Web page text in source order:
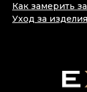
Как замерить
Уход за